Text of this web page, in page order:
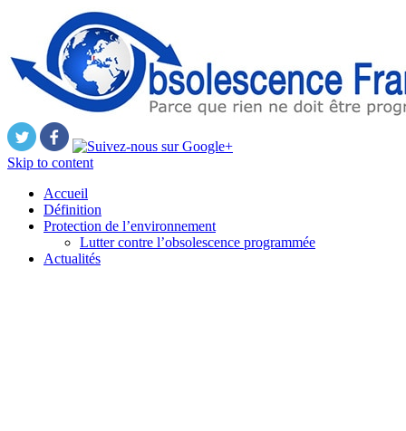
Skip to content
Accueil
Définition
Protection de l’environnement
Lutter contre l’obsolescence programmée
Actualités